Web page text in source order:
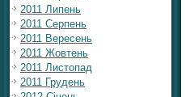
2011 Липень
2011 Серпень
2011 Вересень
2011 Жовтень
2011 Листопад
2011 Грудень